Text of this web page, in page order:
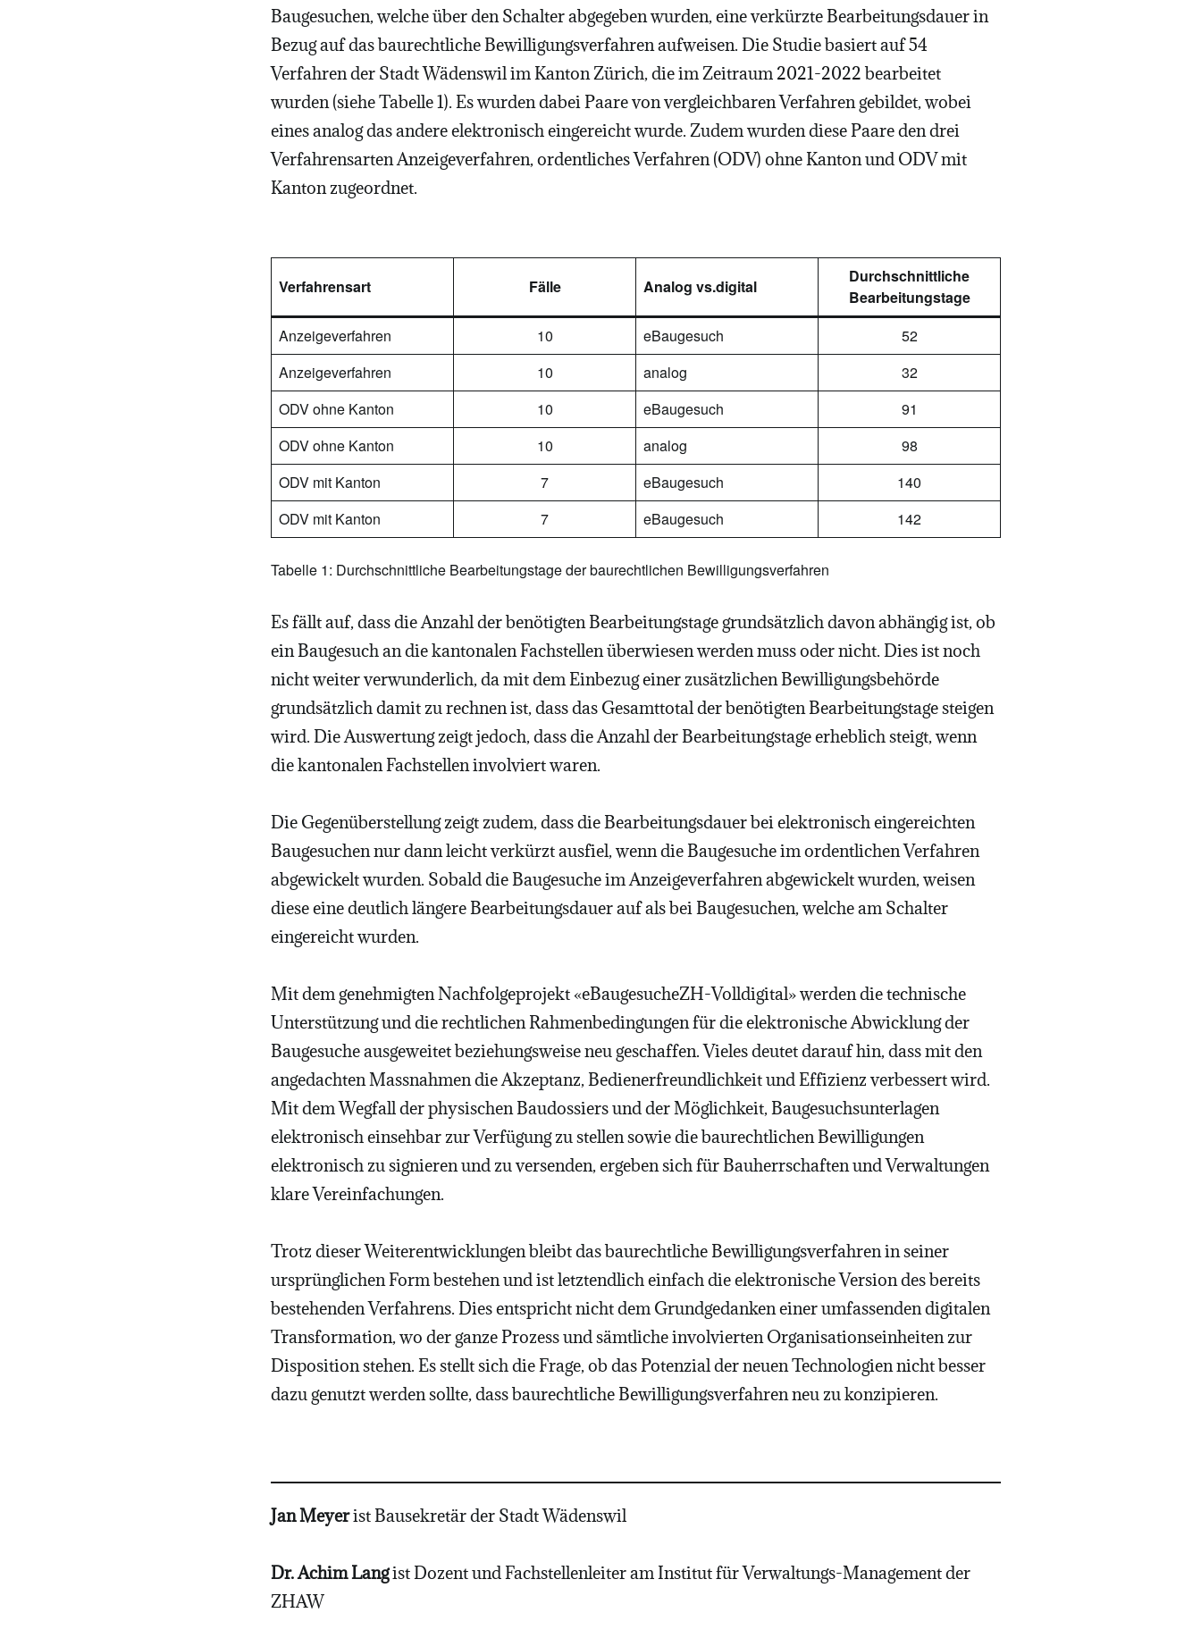
Baugesuchen, welche über den Schalter abgegeben wurden, eine verkürzte Bearbeitungsdauer in
Bezug auf das baurechtliche Bewilligungsverfahren aufweisen. Die Studie basiert auf 54
Verfahren der Stadt Wädenswil im Kanton Zürich, die im Zeitraum 2021-2022 bearbeitet
wurden (siehe Tabelle 1). Es wurden dabei Paare von vergleichbaren Verfahren gebildet, wobei
eines analog das andere elektronisch eingereicht wurde. Zudem wurden diese Paare den drei
Verfahrensarten Anzeigeverfahren, ordentliches Verfahren (ODV) ohne Kanton und ODV mit
Kanton zugeordnet.
Verfahrensart Fälle Analog vs.digital
Durchschnittliche
Bearbeitungstage
Anzeigeverfahren
10 eBaugesuch
52
Anzeigeverfahren
10 analog
32
ODV ohne Kanton
10 eBaugesuch
91
ODV ohne Kanton
10 analog
98
ODV mit Kanton
7 eBaugesuch
140
ODV mit Kanton
7 eBaugesuch 142
Tabelle 1: Durchschnittliche Bearbeitungstage der baurechtlichen Bewilligungsverfahren
Es fällt auf, dass die Anzahl der benötigten Bearbeitungstage grundsätzlich davon abhängig ist, ob
ein Baugesuch an die kantonalen Fachstellen überwiesen werden muss oder nicht. Dies ist noch
nicht weiter verwunderlich, da mit dem Einbezug einer zusätzlichen Bewilligungsbehörde
grundsätzlich damit zu rechnen ist, dass das Gesamttotal der benötigten Bearbeitungstage steigen
wird. Die Auswertung zeigt jedoch, dass die Anzahl der Bearbeitungstage erheblich steigt, wenn
die kantonalen Fachstellen involviert waren.
Die Gegenüberstellung zeigt zudem, dass die Bearbeitungsdauer bei elektronisch eingereichten
Baugesuchen nur dann leicht verkürzt ausfiel, wenn die Baugesuche im ordentlichen Verfahren
abgewickelt wurden. Sobald die Baugesuche im Anzeigeverfahren abgewickelt wurden, weisen
diese eine deutlich längere Bearbeitungsdauer auf als bei Baugesuchen, welche am Schalter
eingereicht wurden.
Mit dem genehmigten Nachfolgeprojekt «eBaugesucheZH-Volldigital» werden die technische
Unterstützung und die rechtlichen Rahmenbedingungen für die elektronische Abwicklung der
Baugesuche ausgeweitet beziehungsweise neu geschaffen. Vieles deutet darauf hin, dass mit den
angedachten Massnahmen die Akzeptanz, Bedienerfreundlichkeit und Effizienz verbessert wird.
Mit dem Wegfall der physischen Baudossiers und der Möglichkeit, Baugesuchsunterlagen
elektronisch einsehbar zur Verfügung zu stellen sowie die baurechtlichen Bewilligungen
elektronisch zu signieren und zu versenden, ergeben sich für Bauherrschaften und Verwaltungen
klare Vereinfachungen.
Trotz dieser Weiterentwicklungen bleibt das baurechtliche Bewilligungsverfahren in seiner
ursprünglichen Form bestehen und ist letztendlich einfach die elektronische Version des bereits
bestehenden Verfahrens. Dies entspricht nicht dem Grundgedanken einer umfassenden digitalen
Transformation, wo der ganze Prozess und sämtliche involvierten Organisationseinheiten zur
Disposition stehen. Es stellt sich die Frage, ob das Potenzial der neuen Technologien nicht besser
dazu genutzt werden sollte, dass baurechtliche Bewilligungsverfahren neu zu konzipieren.
Jan Meyerist Bausekretär der Stadt Wädenswil
Dr. Achim Langist Dozent und Fachstellenleiter am Institut für Verwaltungs-Management der
ZHAW